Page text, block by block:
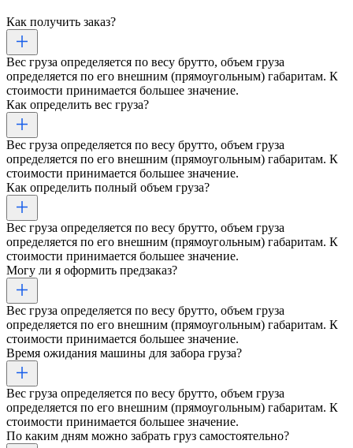
Как получить заказ?
Вес груза определяется по весу брутто, объем груза
определяется по его внешним (прямоугольным) габаритам. К
стоимости принимается большее значение.
Как определить вес груза?
Вес груза определяется по весу брутто, объем груза
определяется по его внешним (прямоугольным) габаритам. К
стоимости принимается большее значение.
Как определить полный объем груза?
Вес груза определяется по весу брутто, объем груза
определяется по его внешним (прямоугольным) габаритам. К
стоимости принимается большее значение.
Могу ли я оформить предзаказ?
Вес груза определяется по весу брутто, объем груза
определяется по его внешним (прямоугольным) габаритам. К
стоимости принимается большее значение.
Время ожидания машины для забора груза?
Вес груза определяется по весу брутто, объем груза
определяется по его внешним (прямоугольным) габаритам. К
стоимости принимается большее значение.
По каким дням можно забрать груз самостоятельно?